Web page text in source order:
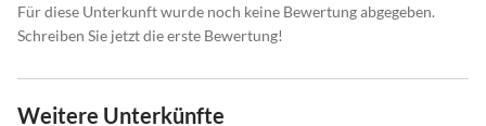
Für diese Unterkunft wurde noch keine Bewertung abgegeben.
Schreiben Sie jetzt die erste Bewertung!
Weitere Unterkünfte